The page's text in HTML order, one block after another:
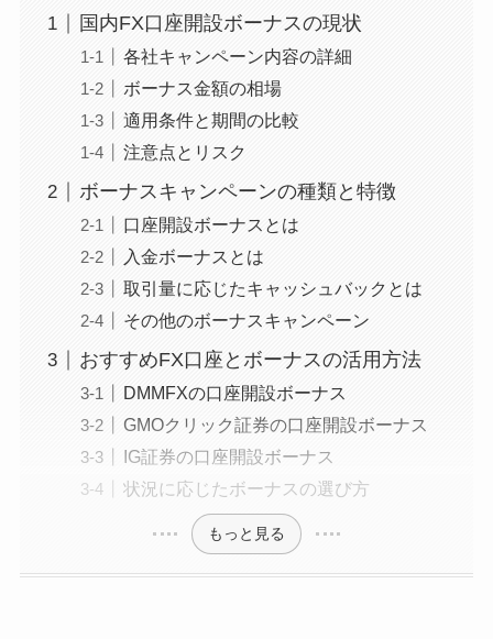
国内FX口座開設ボーナスの現状
各社キャンペーン内容の詳細
ボーナス金額の相場
適用条件と期間の比較
注意点とリスク
ボーナスキャンペーンの種類と特徴
口座開設ボーナスとは
入金ボーナスとは
取引量に応じたキャッシュバックとは
その他のボーナスキャンペーン
おすすめFX口座とボーナスの活用方法
DMMFXの口座開設ボーナス
GMOクリック証券の口座開設ボーナス
IG証券の口座開設ボーナス
状況に応じたボーナスの選び方
もっと見る